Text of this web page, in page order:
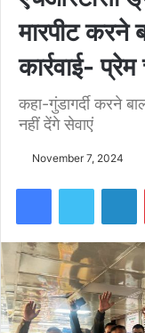
मारपीट करने
कार्रवाई-
कहा-गुंडागर्दी करने
नहीं देंगे सेवाएं
November 7, 2024